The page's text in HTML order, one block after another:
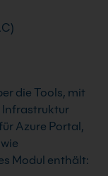
die Tools, mit
Infrastruktur
Azure Portal,
Modul enthält: